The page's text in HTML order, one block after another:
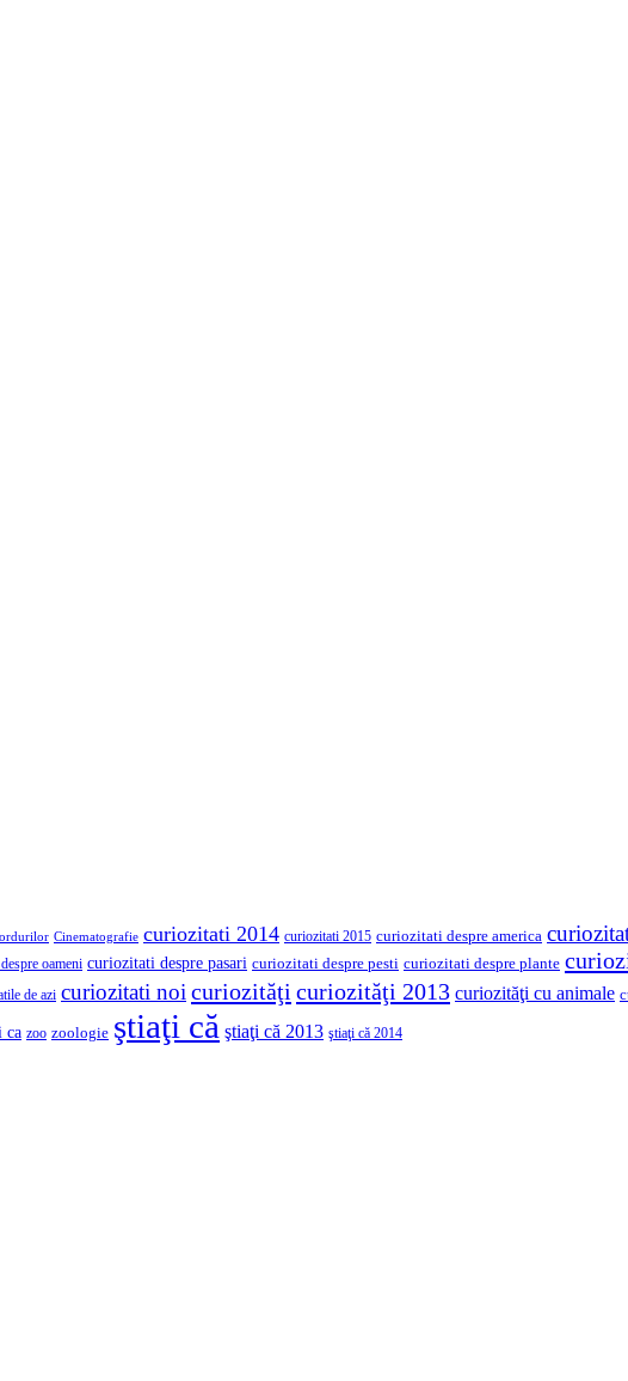
Cinematografie curiozitati 2014 curiozitati 2015 curiozitati despre america
oameni curiozitati despre pasari curiozitati despre pesti curiozitati despre plante
de azi curiozitati noicuriozităţi curiozităţi 2013 curiozităţi cu animale
ca zoo zoologie ştiaţi că ştiaţi că 2013 ştiaţi că 2014